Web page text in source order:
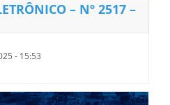
– Nº 2517 –
- 15:53